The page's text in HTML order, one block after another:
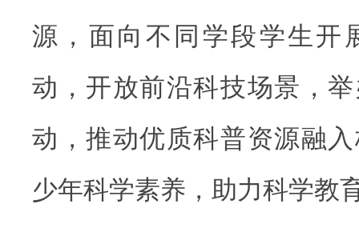
源，面向不同学段学生开
动，开放前沿科技场景，
动，推动优质科普资源融
少年科学素养，助力科学教